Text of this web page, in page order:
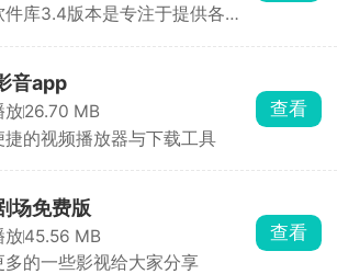
件库3.4版本是专注于提供各种
音app
放26.70 MB
捷的视频播放器与下载工具
查看
场免费版
放45.56 MB
多的一些影视给大家分享
查看